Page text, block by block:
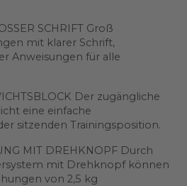
SCHRIFT Groß
mit klarer Schrift,
Anweisungen für alle
Der zugängliche
eine einfache
sitzenden Trainingsposition.
MIT DREHKNOPF Durch
mit Drehknopf können
von 2,5 kg